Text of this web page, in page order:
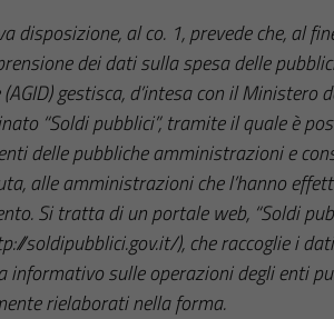
disposizione, al co. 1, prevede che, al
dei dati sulla spesa delle
gestisca, d’intesa con il Ministero
“Soldi pubblici”, tramite il quale è
delle pubbliche amministrazioni e
alle amministrazioni che l’hanno
Si tratta di un portale web, “Soldi
soldipubblici.gov.it/), che raccoglie i
informativo sulle operazioni degli enti
rielaborati nella forma.